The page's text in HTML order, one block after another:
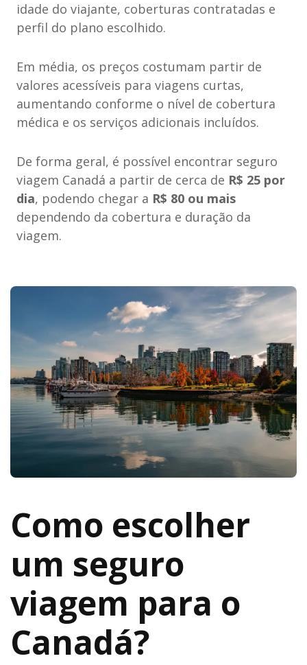
idade do viajante, coberturas contratadas e
perfil do plano escolhido.
Em média, os preços costumam partir de
valores acessíveis para viagens curtas,
aumentando conforme o nível de cobertura
médica e os serviços adicionais incluídos.
De forma geral, é possível encontrar seguro
viagem Canadá a partir de cerca de R$ 25 por
dia, podendo chegar a R$ 80 ou mais
dependendo da cobertura e duração da
viagem.
Como escolher
um seguro
viagem para o
Canadá?